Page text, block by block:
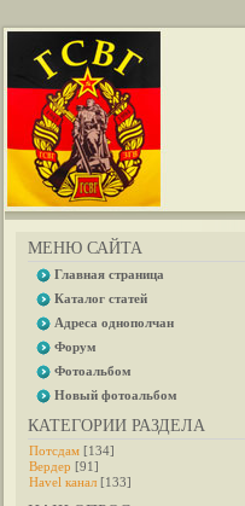
МЕНЮ САЙТА
Главная страница
Каталог статей
Адреса однополчан
Форум
Фотоальбом
Новый фотоальбом
КАТЕГОРИИ РАЗДЕЛА
Потсдам [134]
Вердер [91]
Havel канал [133]